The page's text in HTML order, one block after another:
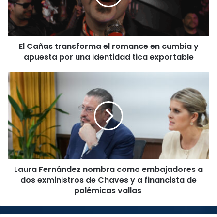
en
cumbia
y
apuesta
tica
exportable
El Cañas transforma el romance en cumbia y
apuesta por una identidad tica exportable
Laura
Fernández
nombra
como
embajadores
a
dos
exministros
de
Chaves
de
Laura Fernández nombra como embajadores a
dos exministros de Chaves y a financista de
polémicas vallas